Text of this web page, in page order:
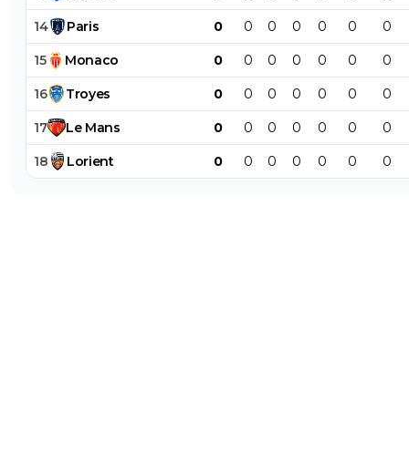
14 Paris 0 0 0 0 0 0 0
15 Monaco 0 0 0 0 0 0 0
16 Troyes 0 0 0 0 0 0 0
17 Le Mans 0 0 0 0 0 0 0
18 Lorient 0 0 0 0 0 0 0